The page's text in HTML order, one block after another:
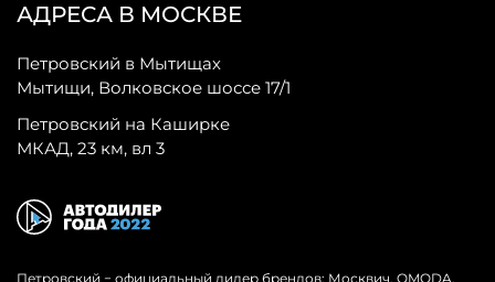
АДРЕСА В МОСКВЕ
Петровский в Мытищах
Мытищи, Волковское шоссе 17/1
Петровский на Каширке
МКАД, 23 км, вл 3
Петровский − официальный дилер брендов: Москвич, OMODA,